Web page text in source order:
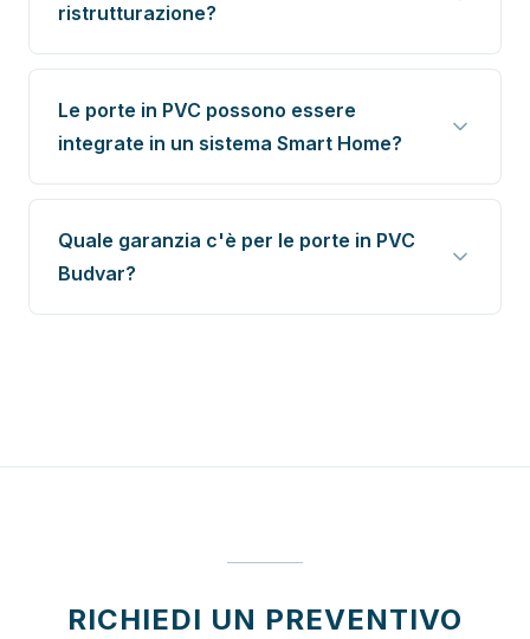
ristrutturazione?
Le porte in PVC possono essere
integrate in un sistema Smart Home?
Quale garanzia c'è per le porte in PVC
Budvar?
RICHIEDI UN PREVENTIVO